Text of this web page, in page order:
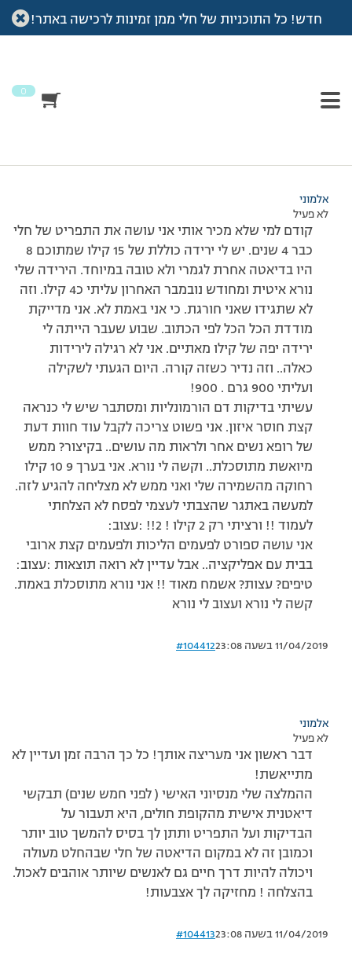
חדש! כל התוכניות של חלי ממן זמינות לרכישה באתר!
0
עמוד הבית >דיונים>פורום >פוסט מרמור- תסלחו לי מראש..
מוצגות 4 תגובות – 1 עד 4 (מתוך 4 סה״כ)
אלמוני
לא פעיל
קודם למי שלא מכיר אותי אני עושה את התפריט של חלי
כבר 4 שנים. יש לי ירידה כוללת של 15 קילו שמתוכם 8
היו בדיאטה אחרת לגמרי ולא טובה במיוחד. הירידה שלי
נורא איטית ומחודש נובמבר האחרון עליתי כ4 קילו. וזה
לא שתגידו שאני חורגת. כי אני באמת לא. אני מדייקת
מודדת הכל הכל לפי הכתוב. שבוע שעבר הייתה לי
ירידה יפה של קילו מאתיים. אני לא רגילה לירידות
כאלה.. וזה נדיר כשזה קורה. היום הגעתי לשקילה
ועליתי 900 גרם . 900!
עשיתי בדיקות דם הורמונליות ומסתבר שיש לי כנראה
קצת חוסר איזון. אני פשוט צריכה לקבל עוד חוות דעת
של רופא נשים אחר ולראות מה עושים.. בקיצור? ממש
מיואשת מתוסכלת.. וקשה לי נורא. אני בערך 9 10 קילו
רחוקה מהשמירה שלי ואני ממש לא מצליחה להגיע לזה.
למעשה באתגר שהצבתי לעצמי לפסח לא הצלחתי
לעמוד !! ורציתי רק 2 קילו ! 2!! :עצוב:
אני עושה ספורט לפעמים הליכות ולפעמים קצת ארובי
בבית עם אפליקציה.. אבל עדיין לא רואה תוצאות :עצוב:
טיפים? עצות? אשמח מאוד !! אני נורא מתוסכלת באמת.
קשה לי נורא ועצוב לי נורא
11/04/2019 בשעה 23:08 #104412
אלמוני
לא פעיל
דבר ראשון אני מעריצה אותך! כל כך הרבה זמן ועדיין לא
מתייאשת!
ההמלצה שלי מנסיוני האישי ( לפני חמש שנים) תבקשי
דיאטנית אישית מהקופת חולים, היא תעבור על
הבדיקות ועל התפריט ותתן לך בסיס להמשך טוב יותר
וכמובן זה לא במקום הדיאטה של חלי שבהחלט מעולה
ויכולה להיות דרך חיים גם לאנשים שיותר אוהבים לאכול.
בהצלחה ! מחזיקה לך אצבעות!
11/04/2019 בשעה 23:08 #104413